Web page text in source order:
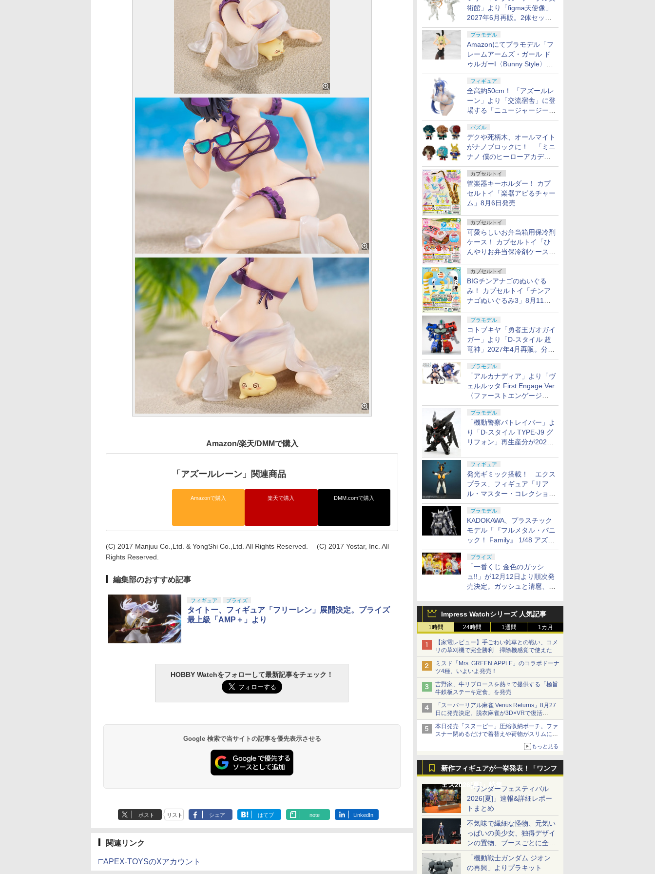
術館」より「figma天使像」
2027年6月再販。2体セット
で小便小僧にも
プラモデル
Amazonにてプラモデル「フ
レームアームズ・ガール ド
ゥルガーI〈Bunny Style〉」
が予約受付再開！
フィギュア
全高約50cm！ 「アズールレ
ーン」より「交流宿舎」に登
場する「ニュージャージー」
が1/3スケールフィギュアで
登場
パズル
デクや死柄木、オールマイト
がナノブロックに！ 「ミニ
ナノ 僕のヒーローアカデミ
ア」9月再販
カプセルトイ
管楽器キーホルダー！ カプ
セルトイ「楽器アピるチャー
ム」8月6日発売
カプセルトイ
可愛らしいお弁当箱用保冷剤
ケース！ カプセルトイ「ひ
んやりお弁当保冷剤ケース
カプセルトイ
BIGチンアナゴのぬいぐる
み！ カプセルトイ「チンア
ナゴぬいぐるみ3」8月11日
プラモデル
コトブキヤ「勇者王ガオガイ
ガー」より「D-スタイル 超
竜神」2027年4月再販。分離
変形が可能
プラモデル
「アルカナディア」より「ヴ
ェルルッタ First Engage Ver.
〈ファーストエンゲージ
Ver.〉」が2027年2月発売！
プラモデル
「機動警察パトレイバー」よ
り「D-スタイル TYPE-J9 グ
リフォン」再生産分が2027
フィギュア
発光ギミック搭載！ エクス
プラス、フィギュア「リア
ル・マスター・コレクション
ゼットン リニューアルVer.」
11月発売
プラモデル
KADOKAWA、プラスチック
モデル「『フルメタル・パニ
ック！ Family』 1/48 アズー
ル・レイヴン」の発売延期を
発表
プライズ
「一番くじ 金色のガッシ
ュ!!」が12月12日より順次発
売決定。ガッシュと清麿、キ
ィギュアで登場
Impress Watchシリーズ 人気記事
1時間 24時間 1週間 1カ月
【家電レビュー】手ごわい雑草との戦い、コメ
リの草刈機で完全勝利 掃除機感覚で使えた
ミスド「Mrs. GREEN APPLE」のコラボドーナ
ツ4種、いよいよ発売！
吉野家、牛リブロースを熱々で提供する「極旨
牛鉄板ステーキ定食」を発売
「スーパーリアル麻雀 Venus Returns」8月27
日に発売決定。脱衣麻雀が3D×VRで復活
発売から2週間は20%オフになるセールが実施
本日発売「スヌーピー」圧縮収納ポーチ。ファ
スナー閉めるだけで着替えや荷物がスリムにま
もっと見る
新作フィギュアが一挙発表！「ワンフ
ェス2026[夏]」特集「ワンダーフェスティバル
2026[夏]」速報&詳細レポー
トまとめ
不気味で繊細な怪物、元気い
っぱいの美少女、独得デザイ
ンの置物、ブースごとに全く
異なる世界が広がる一般ディ
ーラーフォトレポート
「機動戦士ガンダム ジオン
の再興」よりプラキット
Amazon/楽天/DMMで購入
「アズールレーン」関連商品
Amazonで購入 楽天で購入 DMM.comで購入
(C) 2017 Manjuu Co.,Ltd. & YongShi Co.,Ltd. All Rights Reserved. (C) 2017 Yostar, Inc. All
Rights Reserved.
編集部のおすすめ記事
フィギュア プライズ
タイトー、フィギュア「フリーレン」展開決定。プライズ
最上級「AMP＋」より
HOBBY Watchをフォローして最新記事をチェック！
Google 検索で当サイトの記事を優先表示させる
ポスト リスト シェア はてブ note LinkedIn
関連リンク
□APEX-TOYSのXアカウント